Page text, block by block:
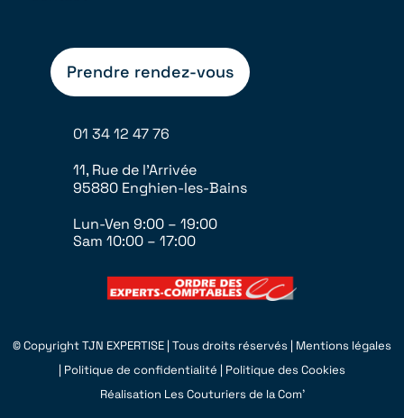
Prendre rendez-vous
01 34 12 47 76
11, Rue de l’Arrivée
95880 Enghien-les-Bains
Lun-Ven 9:00 – 19:00
Sam 10:00 – 17:00
© CopyrightTJN EXPERTISE | Tous droits réservés | Mentions légales
| Politique de confidentialité | Politique des Cookies
Réalisation Les Couturiers de la Com’